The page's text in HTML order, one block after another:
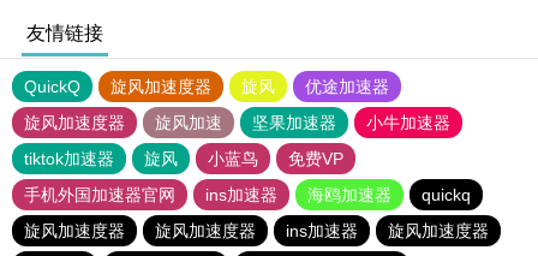
友情链接
QuickQ 旋风加速度器 旋风
优途加速器
旋风加速度器
旋风加速 坚果加速器
小牛加速器
tiktok加速器
旋风 小蓝鸟
免费VP
手机外国加速器官网
ins加速器 海鸥加速器
quickq
旋风加速度器
旋风加速度器 ins加速器
旋风加速度器